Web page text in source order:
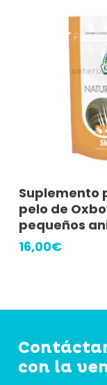
Suplemento
pelo de
pequeños
16,00€
con la